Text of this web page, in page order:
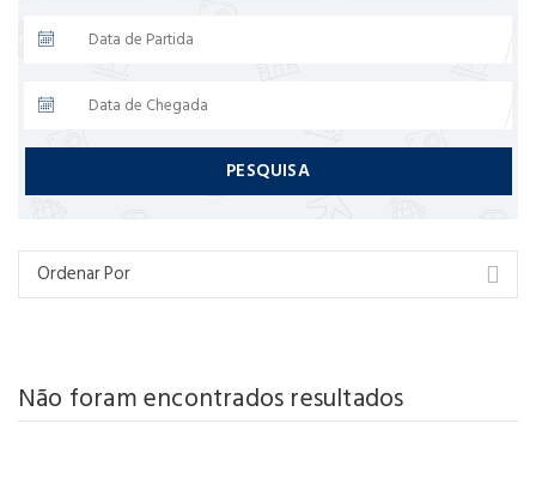
PESQUISA
Não foram encontrados resultados